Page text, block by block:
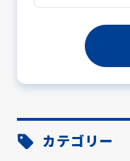
カテゴリー